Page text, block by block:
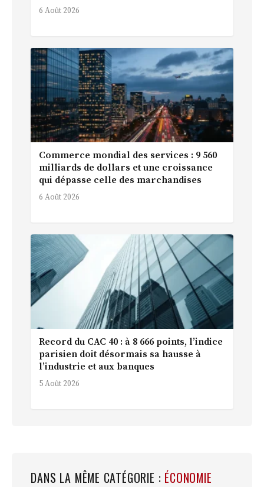
6 Août 2026
Commerce mondial des services : 9 560
milliards de dollars et une croissance
qui dépasse celle des marchandises
6 Août 2026
Record du CAC 40 : à 8 666 points, l’indice
parisien doit désormais sa hausse à
l’industrie et aux banques
5 Août 2026
DANS LA MÊME CATÉGORIE : ÉCONOMIE